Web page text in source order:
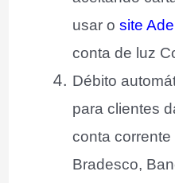
usar o site
conta de luz
Débito
para clientes
conta
Bradesco,